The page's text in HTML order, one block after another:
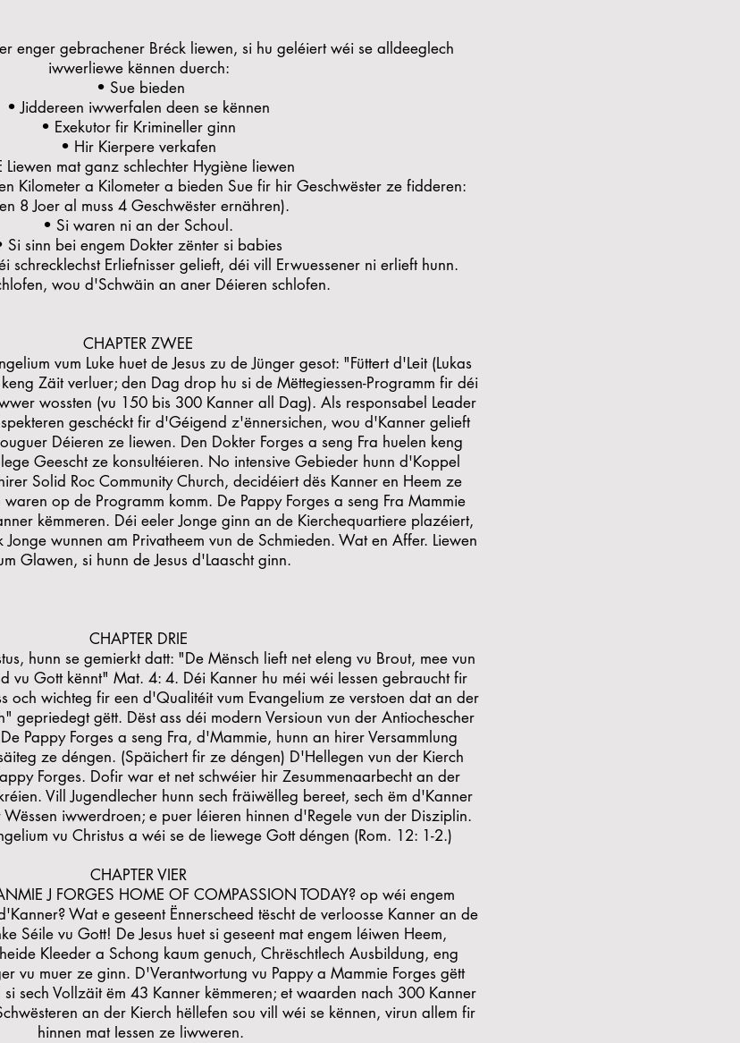
enger gebrachener Bréck liewen, si hu geléiert wéi se alldeeglech
iwwerliewe kënnen duerch:
• Sue bieden
• Jiddereen iwwerfalen deen se kënnen
• Exekutor fir Krimineller ginn
• Hir Kierpere verkafen
Liewen mat ganz schlechter Hygiène liewen
Kilometer a Kilometer a bieden Sue fir hir Geschwëster ze fidderen:
8 Joer al muss 4 Geschwëster ernähren).
• Si waren ni an der Schoul.
Si sinn bei engem Dokter zënter si babies
schrecklechst Erliefnisser gelieft, déi vill Erwuessener ni erlieft hunn.
wou d'Schwäin an aner Déieren schlofen.
CHAPTER ZWEE
vum Luke huet de Jesus zu de Jünger gesot: "Füttert d'Leit (Lukas
Zäit verluer; den Dag drop hu si de Mëttegiessen-Programm fir déi
wossten (vu 150 bis 300 Kanner all Dag). Als responsabel Leader
geschéckt fir d'Géigend z'ënnersichen, wou d'Kanner gelieft
Déieren ze liewen. Den Dokter Forges a seng Fra huelen keng
Geescht ze konsultéieren. No intensive Gebieder hunn d'Koppel
Solid Roc Community Church, decidéiert dës Kanner en Heem ze
op de Programm komm. De Pappy Forges a seng Fra Mammie
këmmeren. Déi eeler Jonge ginn an de Kierchequartiere plazéiert,
wunnen am Privatheem vun de Schmieden. Wat en Affer. Liewen
Glawen, si hunn de Jesus d'Laascht ginn.
CHAPTER DRIE
hunn se gemierkt datt: "De Mënsch lieft net eleng vu Brout, mee vun
vu Gott kënnt" Mat. 4: 4. Déi Kanner hu méi wéi Iessen gebraucht fir
och wichteg fir een d'Qualitéit vum Evangelium ze verstoen dat an der
gepriedegt gëtt. Dëst ass déi modern Versioun vun der Antiochescher
Pappy Forges a seng Fra, d'Mammie, hunn an hirer Versammlung
ze déngen. (Späichert fir ze déngen) D'Hellegen vun der Kierch
Forges. Dofir war et net schwéier hir Zesummenaarbecht an der
Vill Jugendlecher hunn sech fräiwëlleg bereet, sech ëm d'Kanner
iwwerdroen; e puer léieren hinnen d'Regele vun der Disziplin.
vu Christus a wéi se de liewege Gott déngen (Rom. 12: 1-2.)
CHAPTER VIER
J FORGES HOME OF COMPASSION TODAY? op wéi engem
Wat e geseent Ënnerscheed tëscht de verloosse Kanner an de
Séile vu Gott! De Jesus huet si geseent mat engem léiwen Heem,
Kleeder a Schong kaum genuch, Chrëschtlech Ausbildung, eng
vu muer ze ginn. D'Verantwortung vu Pappy a Mammie Forges gëtt
sech Vollzäit ëm 43 Kanner këmmeren; et waarden nach 300 Kanner
an der Kierch hëllefen sou vill wéi se kënnen, virun allem fir
hinnen mat Iessen ze liwweren.